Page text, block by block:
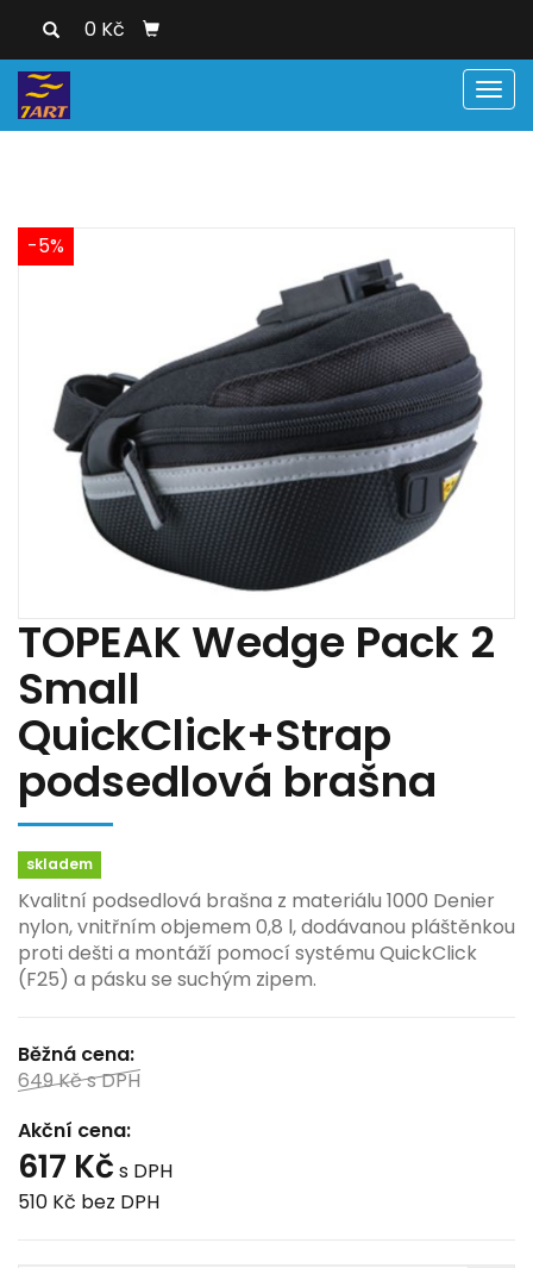
0 Kč
-5%
TOPEAK Wedge Pack 2
Small
QuickClick+Strap
podsedlová brašna
skladem
Kvalitní podsedlová brašna z materiálu 1000 Denier
nylon, vnitřním objemem 0,8 l, dodávanou pláštěnkou
proti dešti a montáží pomocí systému QuickClick
(F25) a pásku se suchým zipem.
Běžná cena:
649 Kčs DPH
Akční cena:
617 Kč s DPH
510 Kč bez DPH